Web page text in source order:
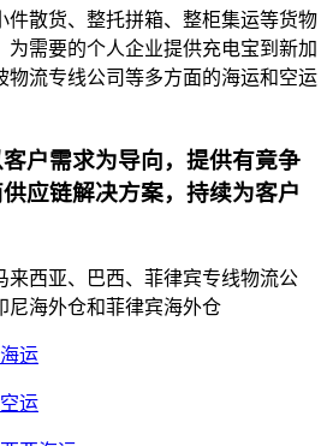
件散货、整托拼箱、整柜集运等货物
为需要的个人企业提供充电宝到新加
物流专线公司等多方面的海运和空运
户需求为导向，提供有竟争
应链解决方案，持续为客户
来西亚、巴西、菲律宾专线物流公
尼海外仓和菲律宾海外仓